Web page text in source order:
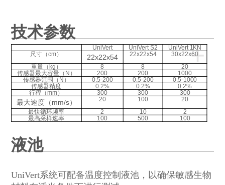
技术参数
+
UniVert UniVert S2
UniVert 1KN
尺寸（cm）
22x22x54 22x22x54
30x22x60
重量（kg）
8 8 20
传感器最大容量（N） 200 200 1000
传感器范围（N） 0.5-200 0.5-200 0.5-1000
传感器精度 0.2% 0.2% 0.2%
行程（mm） 300 300 300
最大速度（mm/s） 20 100 20
最快循环频率 2 10
2
最高采样速率
100 500 100
液池
UniVert系统可配备温度控制液池，以确保敏感生物